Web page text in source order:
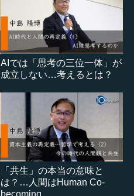
AIでは「思考の三位一体」が
成立しない…考えるとは？
「共生」の本当の意味と
は？…人間はHuman Co-